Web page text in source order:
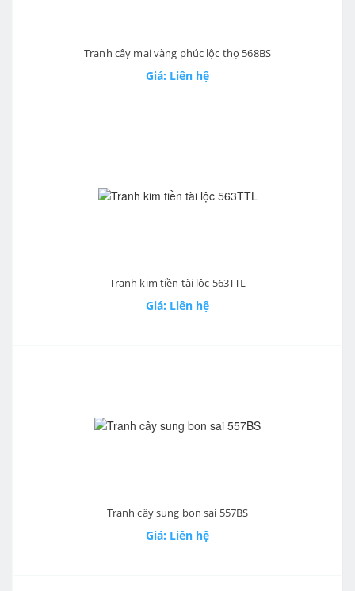
Tranh cây mai vàng phúc lộc thọ 568BS
Giá: Liên hệ
Tranh kim tiền tài lộc 563TTL
Giá: Liên hệ
Tranh cây sung bon sai 557BS
Giá: Liên hệ